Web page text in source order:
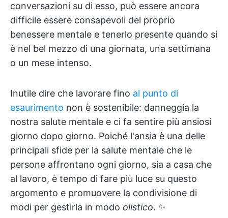
conversazioni su di esso, può essere ancora
difficile essere consapevoli del proprio
benessere mentale e tenerlo presente quando si
è nel bel mezzo di una giornata, una settimana
o un mese intenso.
Inutile dire che lavorare fino al punto di
esaurimento non è sostenibile: danneggia la
nostra salute mentale e ci fa sentire più ansiosi
giorno dopo giorno. Poiché l'ansia è una delle
principali sfide per la salute mentale che le
persone affrontano ogni giorno, sia a casa che
al lavoro, è tempo di fare più luce su questo
argomento e promuovere la condivisione di
modi per gestirla in modo olistico. ✨